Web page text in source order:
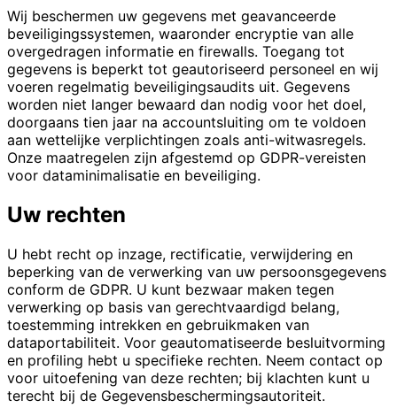
Wij beschermen uw gegevens met geavanceerde
beveiligingssystemen, waaronder encryptie van alle
overgedragen informatie en firewalls. Toegang tot
gegevens is beperkt tot geautoriseerd personeel en wij
voeren regelmatig beveiligingsaudits uit. Gegevens
worden niet langer bewaard dan nodig voor het doel,
doorgaans tien jaar na accountsluiting om te voldoen
aan wettelijke verplichtingen zoals anti-witwasregels.
Onze maatregelen zijn afgestemd op GDPR-vereisten
voor dataminimalisatie en beveiliging.
Uw rechten
U hebt recht op inzage, rectificatie, verwijdering en
beperking van de verwerking van uw persoonsgegevens
conform de GDPR. U kunt bezwaar maken tegen
verwerking op basis van gerechtvaardigd belang,
toestemming intrekken en gebruikmaken van
dataportabiliteit. Voor geautomatiseerde besluitvorming
en profiling hebt u specifieke rechten. Neem contact op
voor uitoefening van deze rechten; bij klachten kunt u
terecht bij de Gegevensbeschermingsautoriteit.